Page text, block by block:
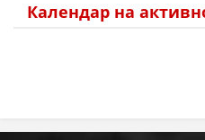
Календар на